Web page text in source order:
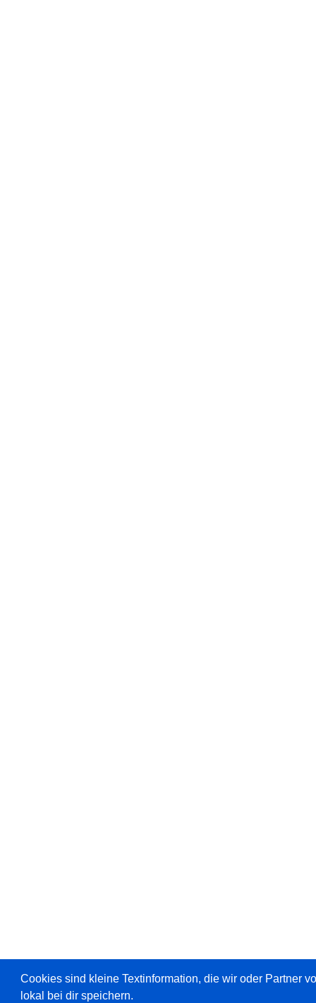
Cookies sind kleine Textinformation, die wir oder Partner
lokal bei dir speichern.